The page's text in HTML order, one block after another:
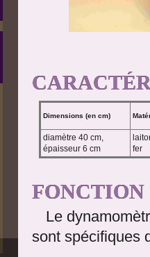
Dimensions (en cm)
diamètre 40 cm,
épaisseur 6 cm
fer
FONCTION
Le
sont spécifiques